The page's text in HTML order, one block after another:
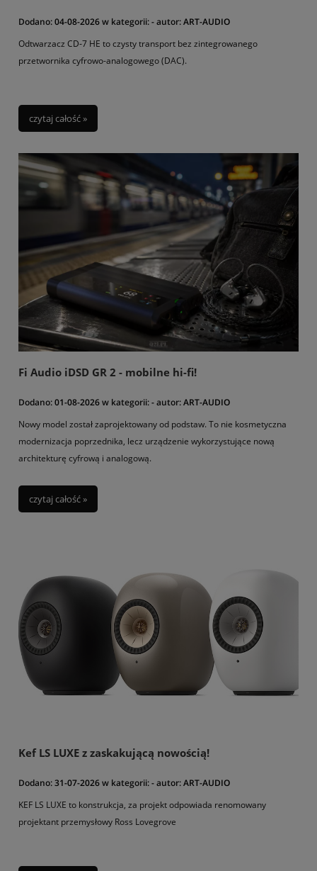
Dodano:04-08-2026w kategorii:-autor:ART-AUDIO
Odtwarzacz CD‑7 HE to czysty transport bez zintegrowanego
przetwornika cyfrowo-analogowego (DAC).
czytaj całość »
Fi Audio iDSD GR 2 - mobilne hi-fi!
Dodano:01-08-2026w kategorii:-autor:ART-AUDIO
Nowy model został zaprojektowany od podstaw. To nie kosmetyczna
modernizacja poprzednika, lecz urządzenie wykorzystujące nową
architekturę cyfrową i analogową.
czytaj całość »
Kef LS LUXE z zaskakującą nowością!
Dodano:31-07-2026w kategorii:-autor:ART-AUDIO
KEF LS LUXE to konstrukcja, za projekt odpowiada renomowany
projektant przemysłowy Ross Lovegrove